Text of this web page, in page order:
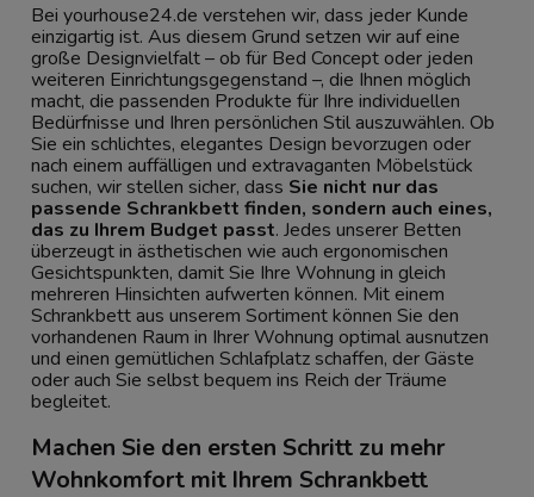
Bei yourhouse24.de verstehen wir, dass jeder Kunde
einzigartig ist. Aus diesem Grund setzen wir auf eine
große Designvielfalt – ob für Bed Concept oder jeden
weiteren Einrichtungsgegenstand –, die Ihnen möglich
macht, die passenden Produkte für Ihre individuellen
Bedürfnisse und Ihren persönlichen Stil auszuwählen. Ob
Sie ein schlichtes, elegantes Design bevorzugen oder
nach einem auffälligen und extravaganten Möbelstück
suchen, wir stellen sicher, dass Sie nicht nur das
passende Schrankbett finden, sondern auch eines,
das zu Ihrem Budget passt. Jedes unserer Betten
überzeugt in ästhetischen wie auch ergonomischen
Gesichtspunkten, damit Sie Ihre Wohnung in gleich
mehreren Hinsichten aufwerten können. Mit einem
Schrankbett aus unserem Sortiment können Sie den
vorhandenen Raum in Ihrer Wohnung optimal ausnutzen
und einen gemütlichen Schlafplatz schaffen, der Gäste
oder auch Sie selbst bequem ins Reich der Träume
begleitet.
Machen Sie den ersten Schritt zu mehr
Wohnkomfort mit Ihrem Schrankbett